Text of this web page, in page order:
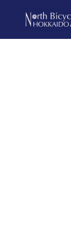
primary
mainノ